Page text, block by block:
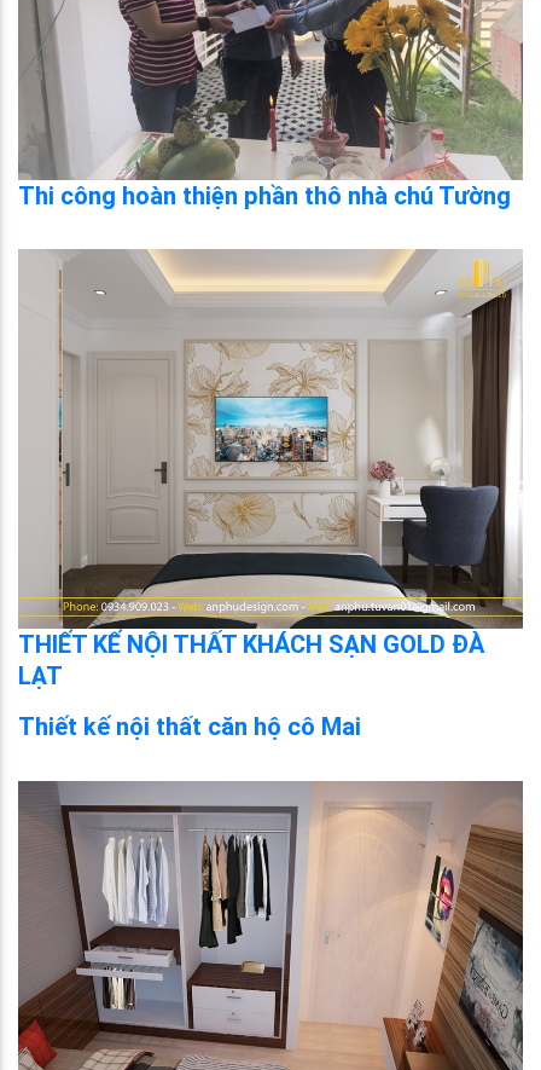
Thi công hoàn thiện phần thô nhà chú Tường
THIẾT KẾ NỘI THẤT KHÁCH SẠN GOLD ĐÀ
LẠT
Thiết kế nội thất căn hộ cô Mai